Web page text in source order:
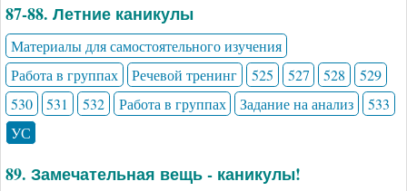
87-88. Летние каникулы
Материалы для самостоятельного изучения
Работа в группах
Речевой тренинг 525 527 528
529
530
531 532 Работа в группах Задание на анализ
533
УС
89. Замечательная вещь - каникулы!